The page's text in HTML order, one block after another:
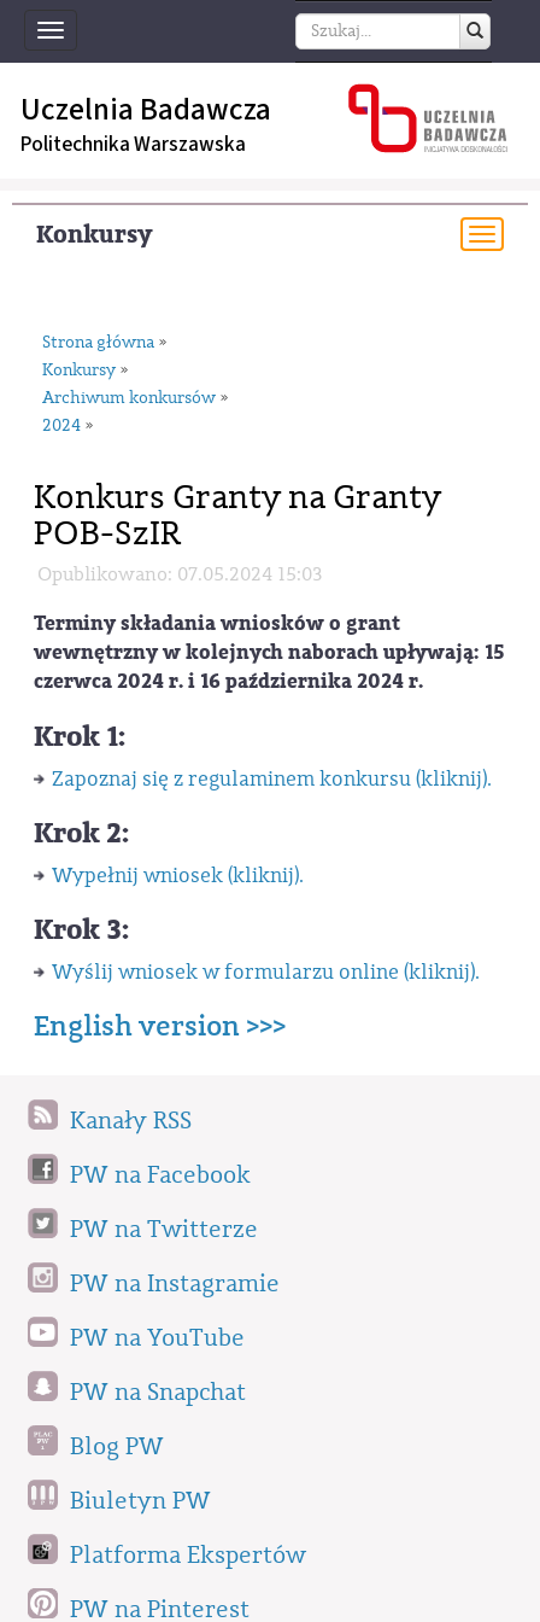
Toggle
navigation
Uczelnia Badawcza
Politechnika Warszawska
Konkursy
Strona główna »
Konkursy »
Archiwum konkursów »
2024 »
Konkurs Granty na Granty
POB-SzIR
Opublikowano: 07.05.2024 15:03
Terminy składania wniosków o grant
wewnętrzny w kolejnych naborach upływają: 15
czerwca 2024 r. i 16 października 2024 r.
Krok 1:
Zapoznaj się z regulaminem konkursu (kliknij).
Krok 2:
Wypełnij wniosek (kliknij).
Krok 3:
Wyślij wniosek w formularzu online (kliknij).
English version >>>
Kanały RSS
PW na Facebook
PW na Twitterze
PW na Instagramie
PW na YouTube
PW na Snapchat
Blog PW
Biuletyn PW
Platforma Ekspertów
PW na Pinterest